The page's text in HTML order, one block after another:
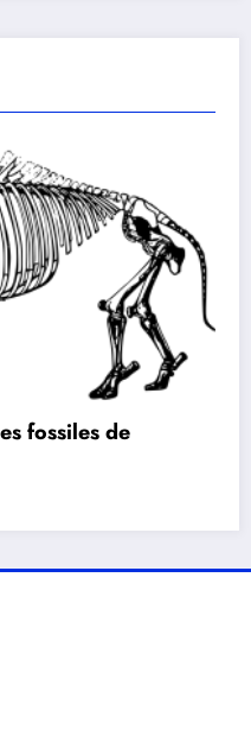
fossiles de